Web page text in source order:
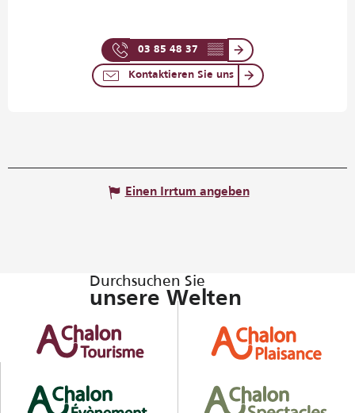
03 85 48 37 ▒▒
Kontaktieren Sie uns
Einen Irrtum angeben
Durchsuchen Sie
unsere Welten